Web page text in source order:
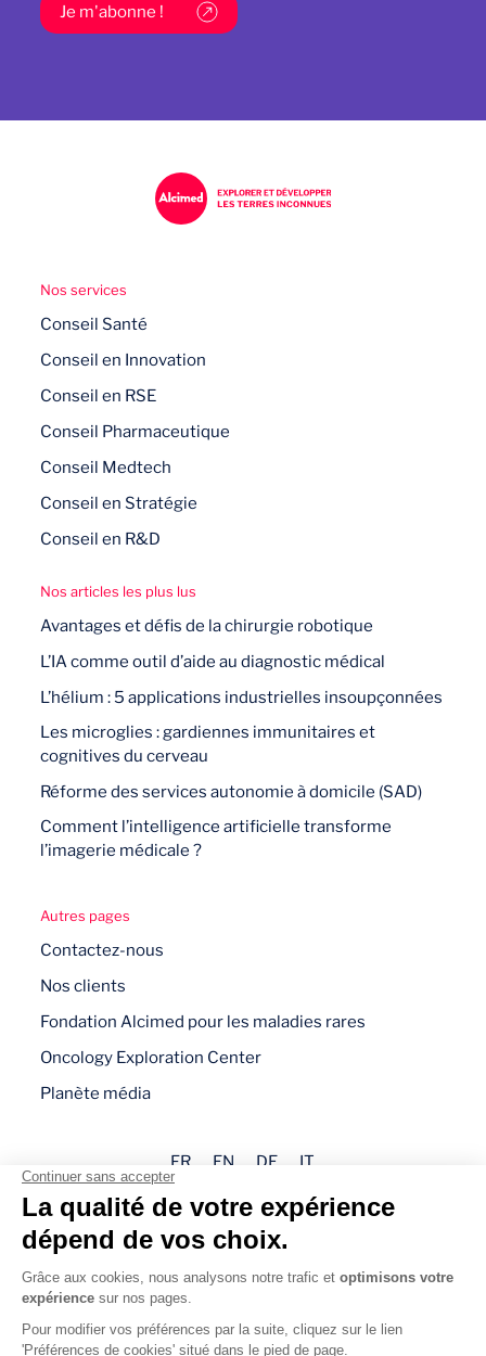
Je m'abonne !
Nos services
Conseil Santé
Conseil en Innovation
Conseil en RSE
Conseil Pharmaceutique
Conseil Medtech
Conseil en Stratégie
Conseil en R&D
Nos articles les plus lus
Avantages et défis de la chirurgie robotique
L’IA comme outil d’aide au diagnostic médical
L’hélium : 5 applications industrielles insoupçonnées
Les microglies : gardiennes immunitaires et
cognitives du cerveau
Réforme des services autonomie à domicile (SAD)
Comment l’intelligence artificielle transforme
l’imagerie médicale ?
Autres pages
Contactez-nous
Nos clients
Fondation Alcimed pour les maladies rares
Oncology Exploration Center
Planète média
FR EN DE IT
Mentions légales
Politique de confidentialité